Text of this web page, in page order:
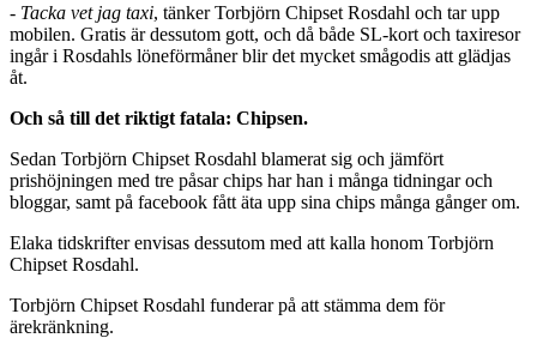
- Tacka vet jag taxi, tänker Torbjörn Chipset Rosdahl och tar upp
mobilen. Gratis är dessutom gott, och då både SL-kort och taxiresor
ingår i Rosdahls löneförmåner blir det mycket smågodis att glädjas
åt.
Och så till det riktigt fatala: Chipsen.
Sedan Torbjörn Chipset Rosdahl blamerat sig och jämfört
prishöjningen med tre påsar chips har han i många tidningar och
bloggar, samt på facebook fått äta upp sina chips många gånger om.
Elaka tidskrifter envisas dessutom med att kalla honom Torbjörn
Chipset Rosdahl.
Torbjörn Chipset Rosdahl funderar på att stämma dem för
ärekränkning.